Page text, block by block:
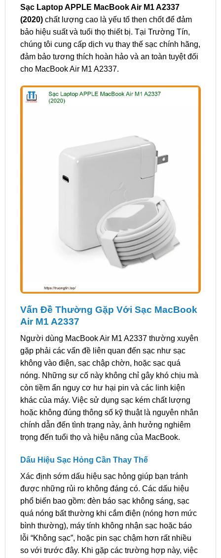
Sạc Laptop APPLE MacBook Air M1 A2337
(2020)chất lượng cao là yếu tố then chốt để đảm
bảo hiệu suất và tuổi thọ thiết bị. Tại Trường Tín,
chúng tôi cung cấp dịch vụ thay thế sạc chính hãng,
đảm bảo tương thích hoàn hảo và an toàn tuyệt đối
cho MacBook Air M1 A2337.
Vấn Đề Thường Gặp Với Sạc MacBook
Air M1 A2337
Người dùng MacBook Air M1 A2337 thường xuyên
gặp phải các vấn đề liên quan đến sạc như sạc
không vào điện, sạc chập chờn, hoặc sạc quá
nóng. Những sự cố này không chỉ gây khó chịu mà
còn tiềm ẩn nguy cơ hư hại pin và các linh kiện
khác của máy. Việc sử dụng sạc kém chất lượng
hoặc không đúng thông số kỹ thuật là nguyên nhân
chính dẫn đến tình trạng này, ảnh hưởng nghiêm
trọng đến tuổi thọ và hiệu năng của MacBook.
Dấu Hiệu Sạc Hỏng Cần Thay Thế
Xác định sớm dấu hiệu sạc hỏng giúp bạn tránh
được những rủi ro không đáng có. Các dấu hiệu
phổ biến bao gồm: đèn báo sạc không sáng, sạc
quá nóng bất thường khi cắm điện (nóng hơn mức
bình thường), máy tính không nhận sạc hoặc báo
lỗi “Không sạc”, hoặc pin sạc chậm hơn rất nhiều
so với trước đây. Khi gặp các trường hợp này, việc